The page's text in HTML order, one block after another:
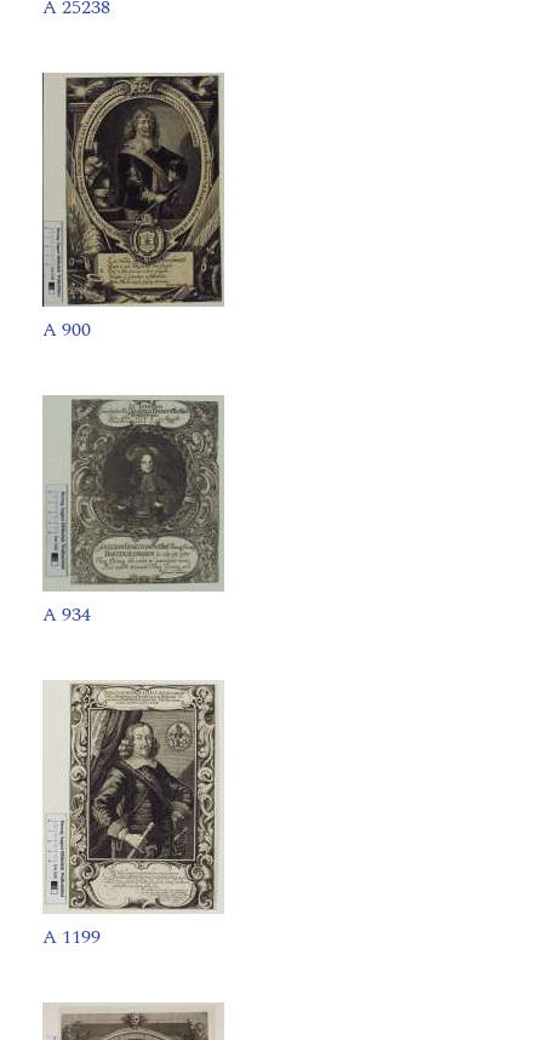
A 25238
A 900
A 934
A 1199